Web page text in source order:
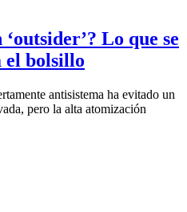
Lo que se
el bolsillo
antisistema ha evitado un
pero la alta atomización